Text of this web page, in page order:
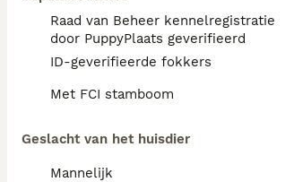
Raad van Beheer kennelregistratie
door PuppyPlaats geverifieerd
ID-geverifieerde fokkers
Met FCI stamboom
Geslacht van het huisdier
Mannelijk